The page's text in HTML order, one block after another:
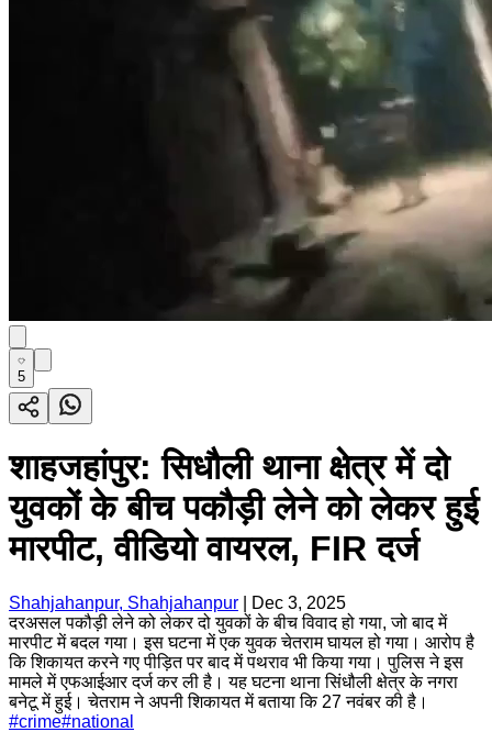
5
शाहजहांपुर: सिधौली थाना क्षेत्र में दो
युवकों के बीच पकौड़ी लेने को लेकर हुई
मारपीट, वीडियो वायरल, FIR दर्ज
Shahjahanpur, Shahjahanpur
Dec 3, 2025
दरअसल पकौड़ी लेने को लेकर दो युवकों के बीच विवाद हो गया, जो बाद में
मारपीट में बदल गया। इस घटना में एक युवक चेतराम घायल हो गया। आरोप है
कि शिकायत करने गए पीड़ित पर बाद में पथराव भी किया गया। पुलिस ने इस
मामले में एफआईआर दर्ज कर ली है। यह घटना थाना सिंधौली क्षेत्र के नगरा
बनेटू में हुई। चेतराम ने अपनी शिकायत में बताया कि 27 नवंबर की है।
#crime#national